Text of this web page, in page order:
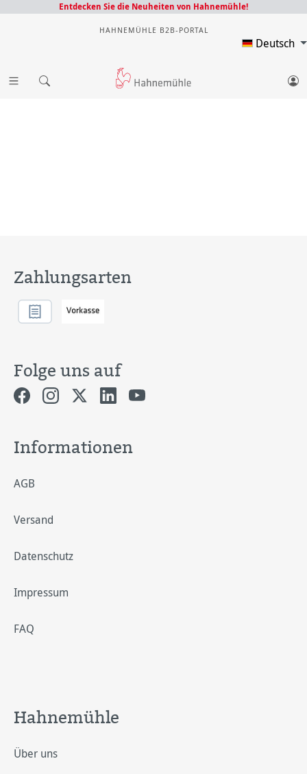
Entdecken Sie die Neuheiten von Hahnemühle!
HAHNEMÜHLE B2B-PORTAL
Deutsch
Zahlungsarten
Folge uns auf
Informationen
AGB
Versand
Datenschutz
Impressum
FAQ
Hahnemühle
Über uns